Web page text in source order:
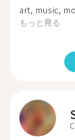
art, music,
もっと見る